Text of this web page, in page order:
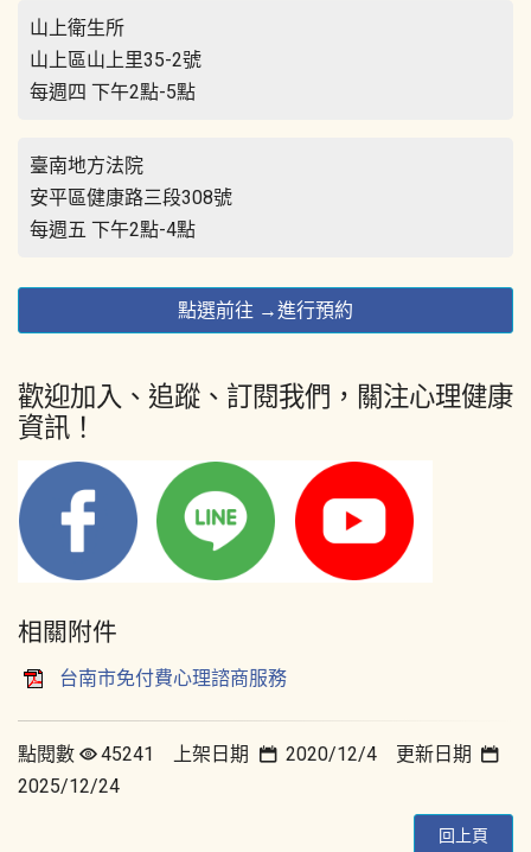
山上衛生所
山上區山上里35-2號
每週四 下午2點-5點
臺南地方法院
安平區健康路三段308號
每週五 下午2點-4點
點選前往 →進行預約
歡迎加入、追蹤、訂閱我們，關注心理健康
資訊！
相關附件
台南市免付費心理諮商服務
點閱數 45241 上架日期
2020/12/4 更新日期
2025/12/24
回上頁